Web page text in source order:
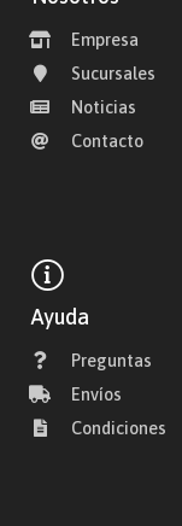
Empresa
Sucursales
Noticias
Contacto
Ayuda
Preguntas
Envíos
Condiciones